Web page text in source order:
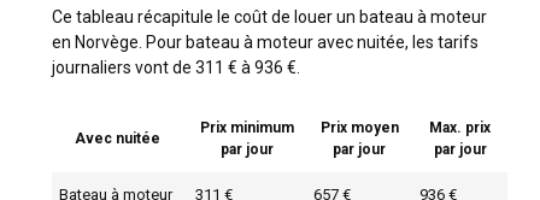
Ce tableau récapitule le coût de louer un bateau à moteur
en Norvège. Pour bateau à moteur avec nuitée, les tarifs
journaliers vont de 311 € à 936 €.
Avec nuitée
Prix minimum
par jour
Prix moyen
par jour
Max. prix
par jour
Bateau à moteur 311 € 657 € 936 €